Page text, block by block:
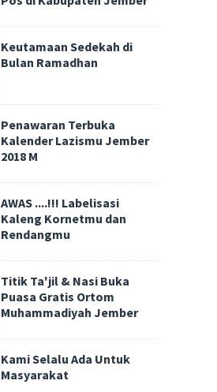
Keutamaan Sedekah di
Bulan Ramadhan
Penawaran Terbuka
Kalender Lazismu Jember
2018 M
AWAS ....!!! Labelisasi
Kaleng Kornetmu dan
Rendangmu
Titik Ta'jil & Nasi Buka
Puasa Gratis Ortom
Muhammadiyah Jember
Kami Selalu Ada Untuk
Masyarakat